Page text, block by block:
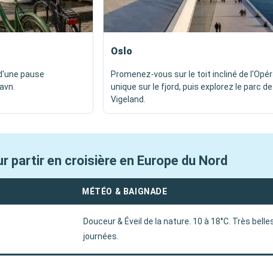
pause
Oslo
Promenez-vous sur le toit incliné de
unique sur le fjord, puis explorez le parc
Vigeland.
partir en croisière en Europe du Nord
MÉTÉO & BAIGNADE
Douceur & Éveil de la nature. 10 à 18°C. Très
journées.